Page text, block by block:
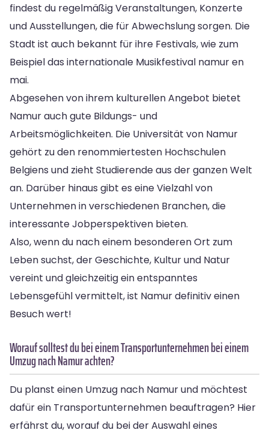
findest du regelmäßig Veranstaltungen, Konzerte
und Ausstellungen, die für Abwechslung sorgen. Die
Stadt ist auch bekannt für ihre Festivals, wie zum
Beispiel das internationale Musikfestival namur en
mai.
Abgesehen von ihrem kulturellen Angebot bietet
Namur auch gute Bildungs- und
Arbeitsmöglichkeiten. Die Universität von Namur
gehört zu den renommiertesten Hochschulen
Belgiens und zieht Studierende aus der ganzen Welt
an. Darüber hinaus gibt es eine Vielzahl von
Unternehmen in verschiedenen Branchen, die
interessante Jobperspektiven bieten.
Also, wenn du nach einem besonderen Ort zum
Leben suchst, der Geschichte, Kultur und Natur
vereint und gleichzeitig ein entspanntes
Lebensgefühl vermittelt, ist Namur definitiv einen
Besuch wert!
Worauf solltest du bei einem Transportunternehmen bei einem
Umzug nach Namur achten?
Du planst einen Umzug nach Namur und möchtest
dafür ein Transportunternehmen beauftragen? Hier
erfährst du, worauf du bei der Auswahl eines